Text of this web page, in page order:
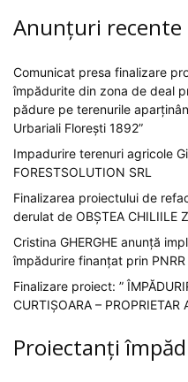
Anunțuri recente
Comunicat presa finalizare
împădurite din zona de deal
pădure pe terenurile
Urbariali Florești 1892”
Impadurire terenuri agricole
FORESTSOLUTION SRL
Finalizarea proiectului de
derulat de OBȘTEA CHILIILE
Cristina GHERGHE anunță
împădurire finanțat prin
Finalizare proiect: ”
CURTIȘOARA – PROPRIETAR
Proiectanți